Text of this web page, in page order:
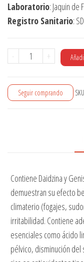
Laboratorio: Jaquin de
Registro Sanitario:
-
Feminostique
x
60
+
Seguir comprando
Contiene Daidzina y
demuestran su efecto
climaterio (fogajes,
irritabilidad. Contiene
esenciales como ácido
pélvico, disminución